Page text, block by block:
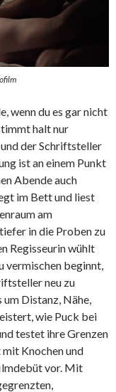
wenn du es gar nicht
halt nur
der Schriftsteller
ist an einem Punkt
Abende auch
im Bett und liest
am
in die Proben zu
Regisseurin wühlt
vermischen beginnt,
neu zu
um Distanz, Nähe,
wie Puck bei
testet ihre Grenzen
mit Knochen und
vor. Mit